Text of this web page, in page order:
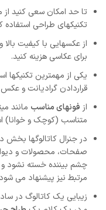
تا حد امکان سعی کنید
تکنیکهای طراحی استفاده
از عکسهایی با کیفیت
برای عکاسی هزینه کنید.
یکی از مهمترین تکنیکها
قراردادن گرادیانت و
از فونهای مناسب مانند
متناسب (کوچک و خوانا)
در جنرال کاتالوگها بخش
صفحات، محصولات و
چشم بیننده خسته نشود و
مرتبط نیز پیشنهاد می
زیبایی یک کاتالوگ در